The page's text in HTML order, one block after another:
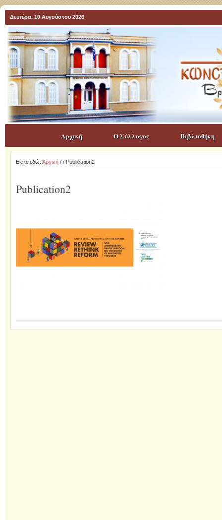
Δευτέρα, 10 Αυγούστου 2026
Αρχική Ο Σύλλογος Βιβλιοθήκη
Είστε εδώ: Αρχική/ / Publication2
Publication2